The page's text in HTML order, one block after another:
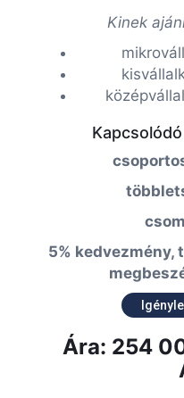
Kinek
5% kedvezmény,
Ára: 254